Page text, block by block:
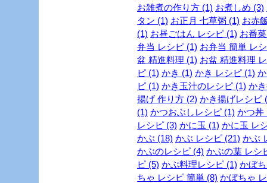
お雑煮の作り方 (1) お煮しめ (3)
タン (1) お正月 七草粥 (1) お赤
(1) お昼ごはん レシピ (1) お番
弁当 レシピ (1) お弁当 簡単 レ
盆 精進料理 (1) お盆 精進料理
ピ (1) かき (1) かき レシピ (1)
ピ (1) かき玉汁のレシピ (1) か
揚げ 作り方 (2) かき揚げレシピ
(1) かつおぶしレシピ (1) かつ丼
レシピ (3) かに玉 (1) かに玉 レ
かぶ (18) かぶ レシピ (21) かぶ
かぶのレシピ (4) かぶの葉 レシ
ピ (5) かぶ料理レシピ (1) かぼ
ちゃ レシピ 簡単 (8) かぼちゃ